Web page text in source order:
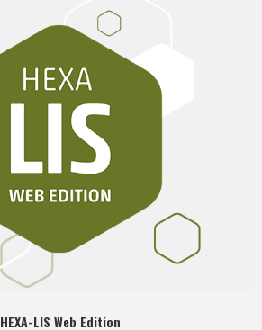
HEXA-LIS Web Edition